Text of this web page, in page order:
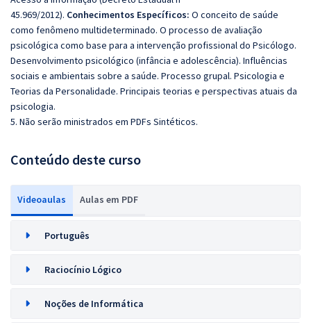
45.969/2012). Conhecimentos Específicos: O conceito de saúde
como fenômeno multideterminado. O processo de avaliação
psicológica como base para a intervenção profissional do Psicólogo.
Desenvolvimento psicológico (infância e adolescência). Influências
sociais e ambientais sobre a saúde. Processo grupal. Psicologia e
Teorias da Personalidade. Principais teorias e perspectivas atuais da
psicologia.
5. Não serão ministrados em PDFs Sintéticos.
Conteúdo deste curso
Videoaulas Aulas em PDF
Português
Raciocínio Lógico
Noções de Informática